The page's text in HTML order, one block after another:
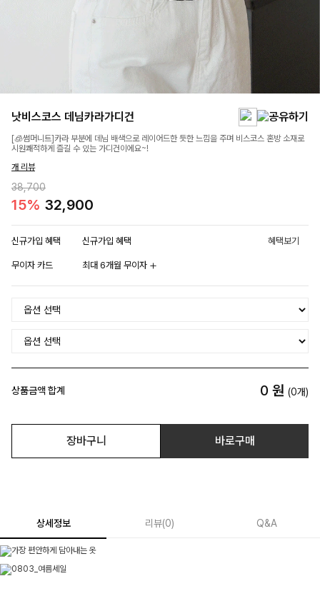
낫비스코스 데님카라가디건
[🧊썸머니트]카라 부분에 데님 배색으로 레이어드한 듯한 느낌을 주며 비스코스 혼방 소재로
시원쾌적하게 즐길 수 있는 가디건이에요~!
개 리뷰
38,700
15% 32,900
신규가입 혜택 신규가입 혜택 혜택보기
무이자 카드 최대 6개월 무이자
상품금액 합계 0 원 (0개)
장바구니 바로구매
상세정보 리뷰(0) Q&A